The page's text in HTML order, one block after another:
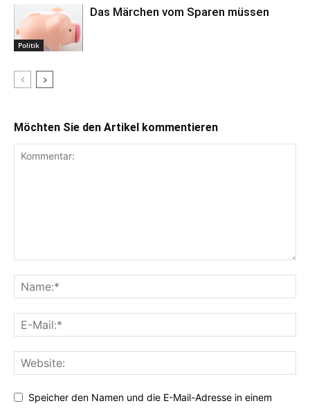
Politik
Das Märchen vom Sparen müssen
Möchten Sie den Artikel kommentieren
Speicher den Namen und die E-Mail-Adresse in einem